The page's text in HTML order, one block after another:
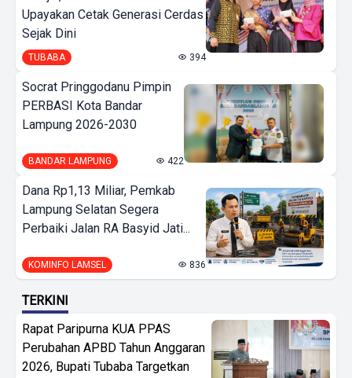
Upayakan Cetak Generasi Cerdas
Sejak Dini
TUBABA 394
Socrat Pringgodanu Pimpin
PERBASI Kota Bandar
Lampung 2026-2030
BANDAR LAMPUNG 422
Dana Rp1,13 Miliar, Pemkab
Lampung Selatan Segera
Perbaiki Jalan RA Basyid Jati...
KOMINFO LAMSEL 836
TERKINI
Rapat Paripurna KUA PPAS
Perubahan APBD Tahun Anggaran
2026, Bupati Tubaba Targetkan